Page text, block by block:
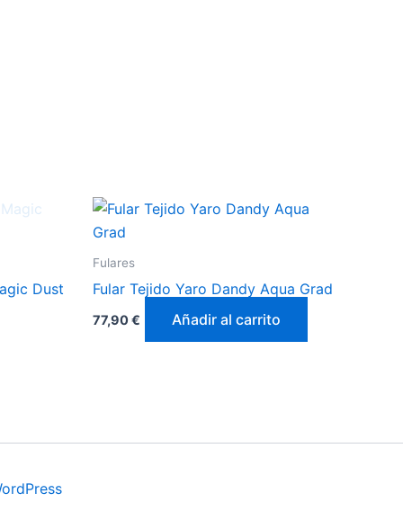
Dust
Fulares
Fular Tejido Yaro Dandy Aqua Grad
77,90€ Añadir al carrito